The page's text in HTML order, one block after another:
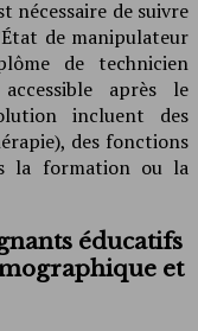
nécessaire de suivre
de manipulateur
de technicien
après le
incluent des
des fonctions
la formation ou la
éducatifs
et